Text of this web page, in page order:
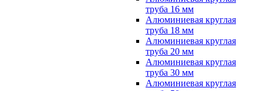
труба 16 мм
Алюминиевая круглая
труба 18 мм
Алюминиевая круглая
труба 20 мм
Алюминиевая круглая
труба 30 мм
Алюминиевая круглая